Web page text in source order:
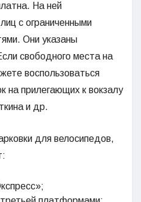
На ней
с ограниченными
Они указаны
свободного места на
воспользоваться
на прилегающих к вокзалу
и др.
для велосипедов,